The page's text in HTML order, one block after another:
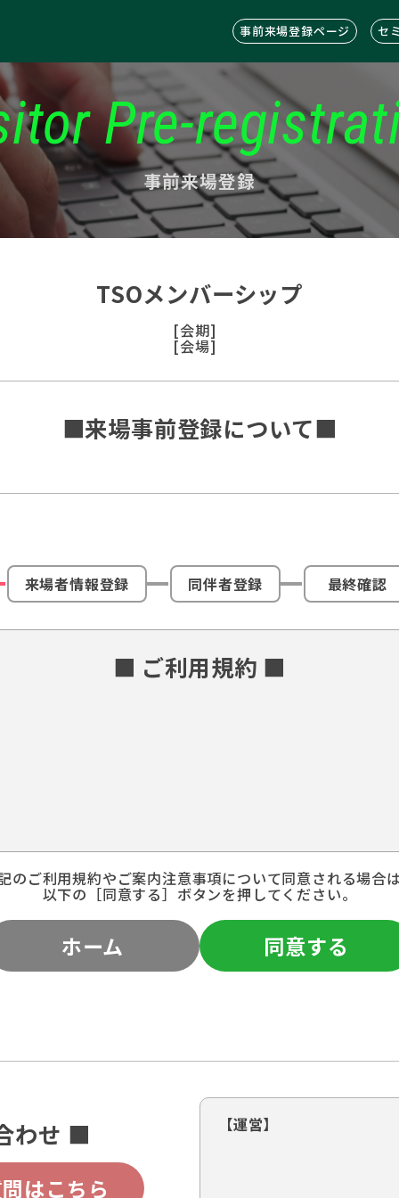
事前来場登録ページ セ
Pre-
事前来場登録
TSOメンバーシップ
[会期]
[会場]
■来場事前登録について■
来場者情報登録 同伴者登録 最終確認
■ ご利用規約 ■
のご利用規約やご案内注意事項について同意される場合
以下の［同意する］ボタンを押してください。
ホーム 同意する
わせ ■
はこちら
【運営】